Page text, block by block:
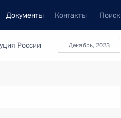
Документы Контакты Поиск
декабрь, 2023
России